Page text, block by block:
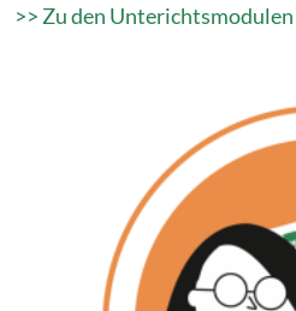
>> Zu den Unterichtsmodulen